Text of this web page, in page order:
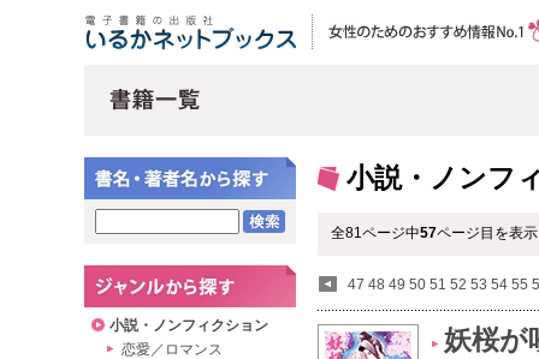
小説・ノンフ
全81ページ中57ページ目を表
47 48 49 50 51 52 53 54 55
妖桜が
小説・ノンフィクション
恋愛／ロマンス